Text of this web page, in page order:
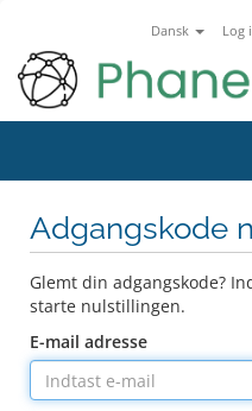
Dansk Log
Adgangskode
Glemt din adgangskode?
starte nulstillingen.
E-mail adresse